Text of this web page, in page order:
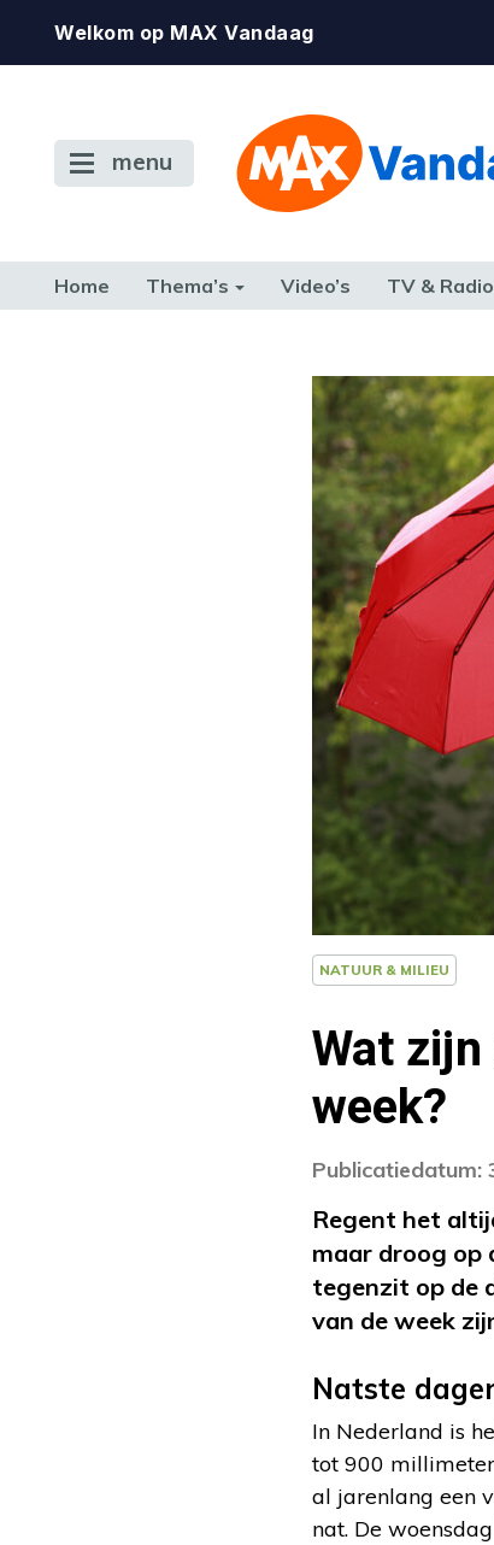
Welkom op MAX Vandaag
menu
Home Thema’s Video’s TV & Radio
NATUUR & MILIEU
Wat
week?
Publicatiedatum:
Regent het
maar droog op
tegenzit op de
van de week
Natste
In Nederland is
tot 900
al jarenlang een
nat. De